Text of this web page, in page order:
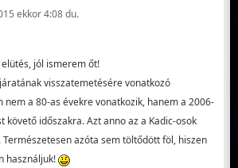
ekkor 4:08 du.
jól ismerem őt!
visszatemetésére vonatkozó
nem a 80-as évekre vonatkozik, hanem a 2006-
követő időszakra. Azt anno az a Kadic-osok
Természetesen azóta sem töltődött föl, hiszen
használjuk!